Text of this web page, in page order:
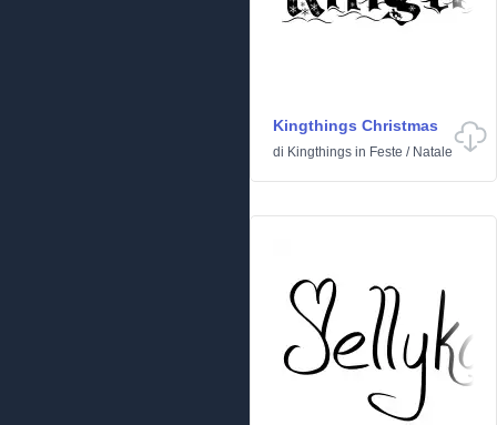
Kingthings Christmas
di Kingthings in Feste / Natale